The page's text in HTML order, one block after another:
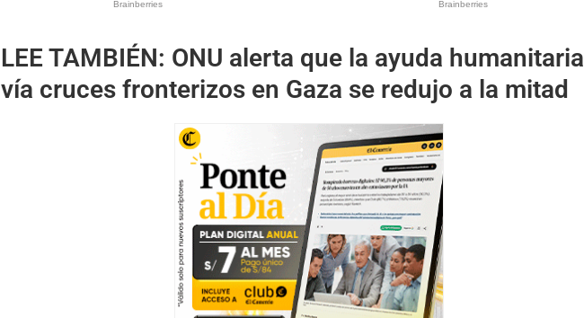
LEE TAMBIÉN: ONU alerta que la ayuda humanitaria
vía cruces fronterizos en Gaza se redujo a la mitad